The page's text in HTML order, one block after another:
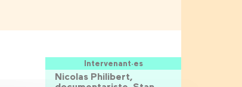
Intervenant·es
Nicolas Philibert,